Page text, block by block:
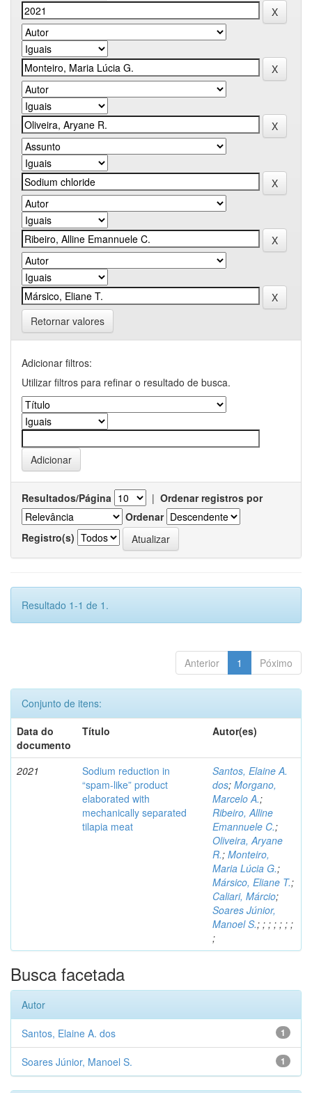
Retornar valores
Adicionar filtros:
Utilizar filtros para refinar o resultado de busca.
Resultados/Página | Ordenar registros por
Ordenar
Registro(s)
Resultado 1-1 de 1.
Anterior 1 Póximo
Conjunto de itens:
Data do
documento
Título Autor(es)
2021
Sodium reduction in
“spam-like” product
elaborated with
mechanically separated
tilapia meat
Santos, Elaine A.
dos; Morgano,
Marcelo A.;
Ribeiro, Alline
Emannuele C.;
Oliveira, Aryane
R.; Monteiro,
Maria Lúcia G.;
Mársico, Eliane T.;
Caliari, Márcio;
Soares Júnior,
Manoel S.; ; ; ; ; ; ;
;
Busca facetada
Autor
1
Santos, Elaine A. dos
1
Soares Júnior, Manoel S.